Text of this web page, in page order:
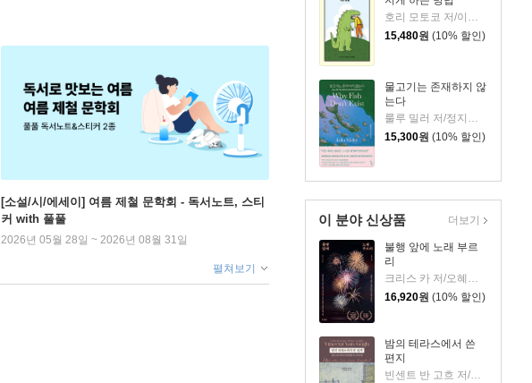
15,480원 (10% 할인)
물고기는 존재하지 않
는다
룰루 밀러 저/정지인 역
15,300원 (10% 할인)
이 분야 신상품
불행 앞에 노래 부르
리
크리스 카 저/오혜진 역
16,920원 (10% 할인)
밤의 테라스에서 쓴
편지
더보기
[소설/시/에세이] 여름 제철 문학회 - 독서노트, 스티
커 with 풀풀
2026년 05월 28일 ~ 2026년 08월 31일
펼쳐보기